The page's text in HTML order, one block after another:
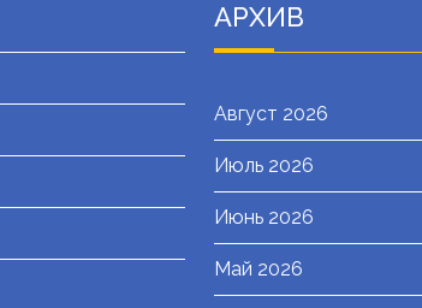
АРХИВ
Август 2026
Июль 2026
Июнь 2026
Май 2026